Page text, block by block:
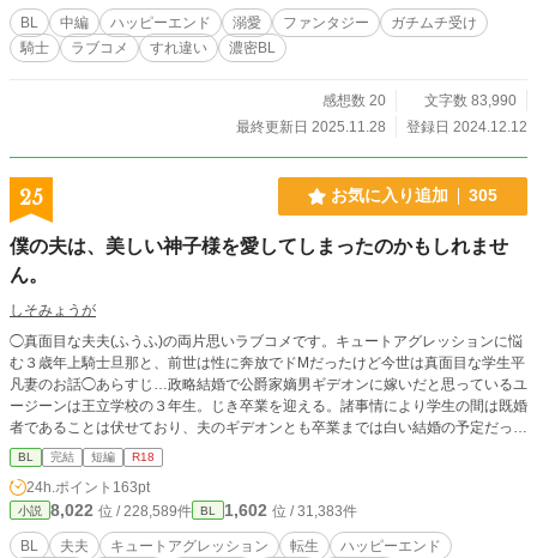
現れ、王都は騒然とする……！
BL 中編 ハッピーエンド 溺愛 ファンタジー
ガチムチ受け
騎士
ラブコメ すれ違い 濃密BL
感想数 20
文字数 83,990
最終更新日 2025.11.28
登録日 2024.12.12
25 お気に入り追加 305
僕の夫は、美しい神子様を愛してしまったのかもしれませ
ん。
しそみょうが
◯真面目な夫夫(ふうふ)の両片思いラブコメです。キュートアグレッションに悩
む３歳年上騎士旦那と、前世は性に奔放でドМだったけど今世は真面目な学生平
凡妻のお話◯あらすじ…政略結婚で公爵家嫡男ギデオンに嫁いだと思っているユ
ージーンは王立学校の３年生。じき卒業を迎える。諸事情により学生の間は既婚
者であることは伏せており、夫のギデオンとも卒業までは白い結婚の予定だっ
た。辺境の村で見つかったばかりの神子が王都に来ると、王宮の近衛騎士であっ
た夫は自ら志願して神子の護衛騎士となる。何かと神子を優先するようになった
夫。悲しい気持ちでベッドに入った誕生日の夜、ユージーンは自分に生き写しの
『裕司』という男の夢を見る。◯エロは控えめのお話です。描写のあるページに
は※印がついています。
BL 完結 短編 R18
24h.ポイント 163pt
小説 8,022 位 / 228,589件 BL 1,602 位 / 31,383件
BL 夫夫 キュートアグレッション 転生
ハッピーエンド